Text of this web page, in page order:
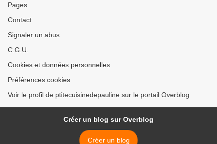
Pages
Contact
Signaler un abus
C.G.U.
Cookies et données personnelles
Préférences cookies
Voir le profil de ptitecuisinedepauline sur le portail Overblog
Créer un blog sur Overblog
Créer un blog